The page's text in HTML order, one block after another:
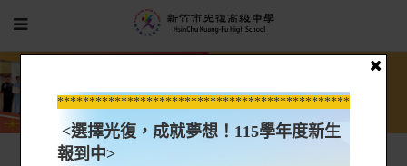
*****************************************************
<選擇光復，成就夢想！115學年度新生
報到中>